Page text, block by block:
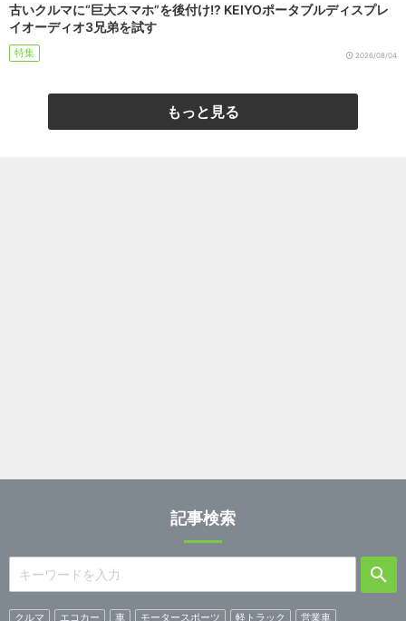
古いクルマに“巨大スマホ”を後付け!? KEIYOポータブルディスプレ
イオーディオ3兄弟を試す
特集 2026/08/04
もっと見る
記事検索
クルマ エコカー 車 モータースポーツ 軽トラック
営業車